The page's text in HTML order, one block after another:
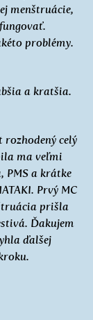
menštruácie,
problémy.
a kratšia.
celý
ma veľmi
PMS a krátke
Prvý MC
prišla
Ďakujem
ďalšej